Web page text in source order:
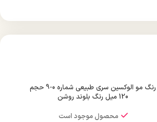
رنگ مو الوکسین سری طبیعی شماره 0-9 حجم
120 میل رنگ بلوند روشن
محصول موجود است